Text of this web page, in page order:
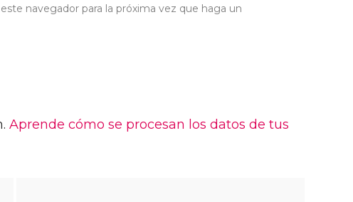
navegador para la próxima vez que haga un
Aprende cómo se procesan los datos de tus